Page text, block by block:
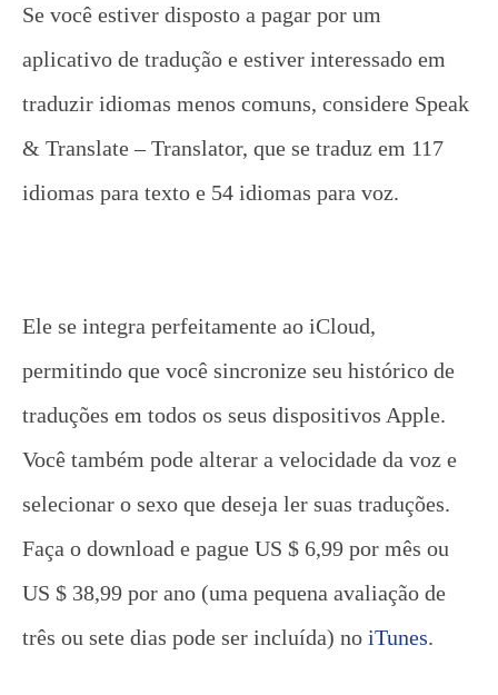
Se você estiver disposto a pagar por um
aplicativo de tradução e estiver interessado em
traduzir idiomas menos comuns, considere Speak
& Translate – Translator, que se traduz em 117
idiomas para texto e 54 idiomas para voz.
Ele se integra perfeitamente ao iCloud,
permitindo que você sincronize seu histórico de
traduções em todos os seus dispositivos Apple.
Você também pode alterar a velocidade da voz e
selecionar o sexo que deseja ler suas traduções.
Faça o download e pague US $ 6,99 por mês ou
US $ 38,99 por ano (uma pequena avaliação de
três ou sete dias pode ser incluída) no iTunes.